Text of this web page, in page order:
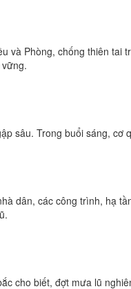
Phòng, chống thiên
sâu. Trong buổi sáng,
dân, các công trình, hạ
cho biết, đợt mưa lũ